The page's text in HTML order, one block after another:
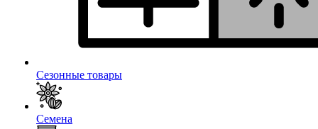
Сезонные товары
Семена